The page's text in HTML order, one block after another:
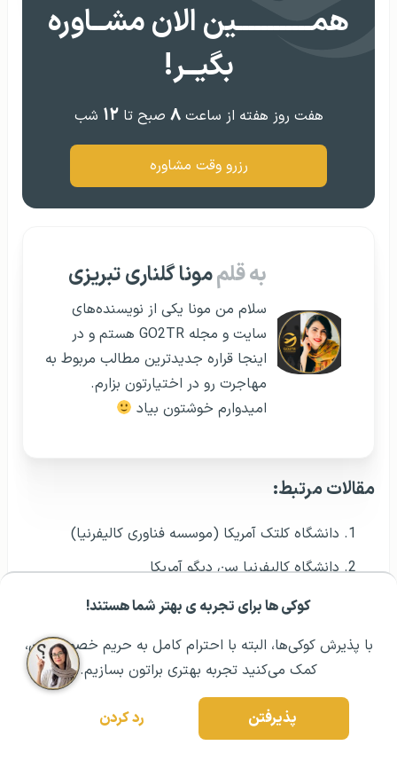
کوکی ها برای تجربه ی بهتر شما هستند!
با پذیرش کوکی‌ها، البته با احترام کامل به حریم خصوصیتون،
کمک می‌کنید تجربه بهتری براتون بسازیم.
پذیرفتن رد کردن
مشــاوره اولیه رایگان: ۰۲۱ ۴۳۰۰۰ ۰۲۱ رزرو مشاوره تخصصی
همــــــــــــین الان مشــاوره
بگیــر!
هفت روز هفته از ساعت۸ صبح تا۱۲ شب
رزرو وقت مشاوره
به قلممونا گلناری تبریزی
سلام من مونا یکی از نویسنده‌های
سایت و مجله GO2TR هستم و در
اینجا قراره جدیدترین مطالب مربوط به
مهاجرت رو در اختیارتون بزارم.
امیدوارم خوشتون بیاد
مقالات مرتبط:
دانشگاه کلتک آمریکا (موسسه فناوری کالیفرنیا)
دانشگاه کالیفرنیا سن دیگو آمریکا
دانشگاه کالیفرنیا آمریکا
دانشگاه کالیفرنیا سانتا کروز آمریکا
دانشگاه راتگرز آمریکا (دانشگاه ایالتی نیوجرسی)
دانشگاه ویرجینیا آمریکا
دانشگاه ایالتی کانزاس آمریکا